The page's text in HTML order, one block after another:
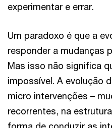
experimentar e errar.
Um paradoxo é que a
responder a mudanças
Mas isso não significa
impossível. A evolução
micro intervenções –
recorrentes, na